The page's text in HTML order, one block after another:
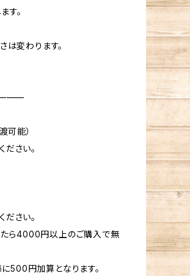
す。
は変わります。
———
可能）
さい。
さい。
ら4000円以上のご購入で無
500円加算となります。